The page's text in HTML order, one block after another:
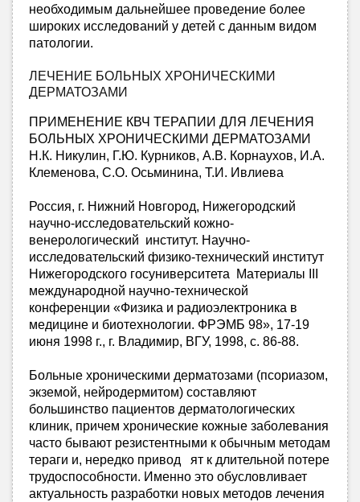
необходимым дальнейшее проведение более
широких исследований у детей с данным видом
патологии.
ЛЕЧЕНИЕ БОЛЬНЫХ ХРОНИЧЕСКИМИ
ДЕРМАТОЗАМИ
ПРИМЕНЕНИЕ КВЧ ТЕРАПИИ ДЛЯ ЛЕЧЕНИЯ
БОЛЬНЫХ ХРОНИЧЕСКИМИ ДЕРМАТОЗАМИ
Н.К. Никулин, Г.Ю. Курников, А.В. Корнаухов, И.А.
Клеменова, С.О. Осьминина, Т.И. Ивлиева
Россия, г. Нижний Новгород, Нижегородский
научно-исследовательский кожно-
венерологический институт. Научно-
исследовательский физико-технический институт
Нижегородского госуниверситета Материалы III
международной научно-технической
конференции «Физика и радиоэлектроника в
медицине и биотехнологии. ФРЭМБ 98», 17-19
июня 1998 г., г. Владимир, ВГУ, 1998, с. 86-88.
Больные хроническими дерматозами (псориазом,
экземой, нейродермитом) составляют
большинство пациентов дерматологических
клиник, причем хронические кожные заболевания
часто бывают резистентными к обычным методам
тераги и, нередко привод ят к длительной потере
трудоспособности. Именно это обусловливает
актуальность разработки новых методов лечения